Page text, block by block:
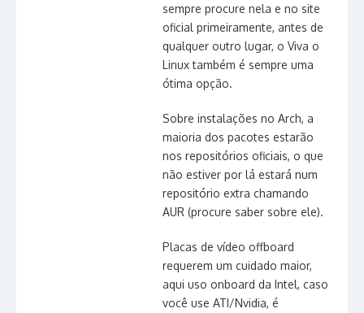
sempre procure nela e no site
oficial primeiramente, antes de
qualquer outro lugar, o Viva o
Linux também é sempre uma
ótima opção.
Sobre instalações no Arch, a
maioria dos pacotes estarão
nos repositórios oficiais, o que
não estiver por lá estará num
repositório extra chamando
AUR (procure saber sobre ele).
Placas de vídeo offboard
requerem um cuidado maior,
aqui uso onboard da Intel, caso
você use ATI/Nvidia, é